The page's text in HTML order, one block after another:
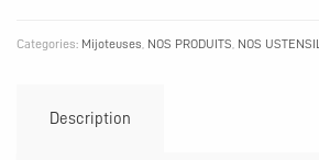
Categories: Mijoteuses NOS PRODUITS NOS
Description